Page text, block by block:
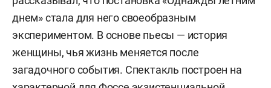
днем» стала для него своеобразным
экспериментом. В основе пьесы — история
женщины, чья жизнь меняется после
загадочного события. Спектакль построен на